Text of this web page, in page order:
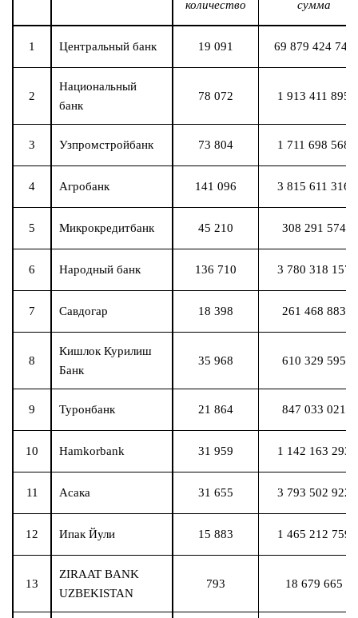
количество сумма
1 Центральный банк 19 091 69 879 424 745
2
Национальный
банк
78 072 1 913 411 895
3 Узпромстройбанк 73 804 1 711 698 568
4 Агробанк 141 096 3 815 611 316
5 Микрокредитбанк 45 210 308 291 574
6 Народный банк 136 710 3 780 318 157
7 Савдогар 18 398 261 468 883
8
Кишлок Курилиш
Банк
35 968 610 329 595
9 Туронбанк 21 864 847 033 021
10 Hamkorbank 31 959 1 142 163 293
11 Асака 31 655 3 793 502 922
12 Ипак Йули 15 883 1 465 212 759
13
ZIRAAT BANK
UZBEKISTAN
793 18 679 665